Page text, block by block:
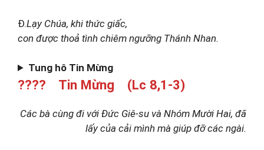
Đ.Lạy Chúa, khi thức giấc,
con được thoả tình chiêm ngưỡng Thánh Nhan.
Tung hô Tin Mừng
???? Tin Mừng (Lc 8,1-3)
Các bà cùng đi với Đức Giê-su và Nhóm Mười Hai, đã
lấy của cải mình mà giúp đỡ các ngài.